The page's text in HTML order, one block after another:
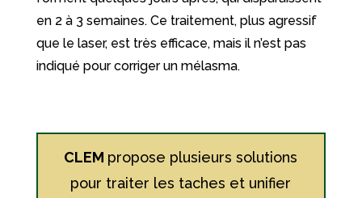
en 2 à 3 semaines. Ce traitement, plus agressif
que le laser, est très efficace, mais il n’est pas
indiqué pour corriger un mélasma.
CLEM propose plusieurs solutions
pour traiter les taches et unifier